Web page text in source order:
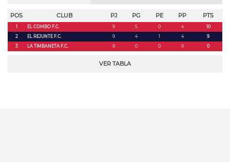
POS CLUB PJ PG PE PP PTS
1 EL COMBO F.C. 9 5 0 4
10
2
EL REJUNTE F.C. 9 4 1 4
9
3
LA TIMBANETA F.C. 9 0 0 9 0
VER TABLA